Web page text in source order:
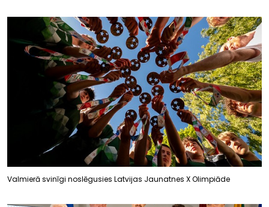
Valmierā svinīgi noslēgusies Latvijas Jaunatnes X Olimpiāde